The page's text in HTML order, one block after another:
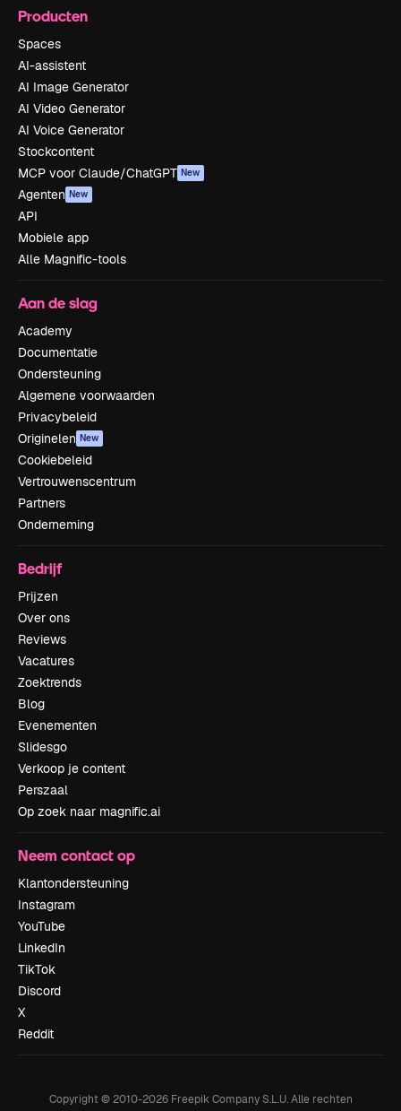
Producten
Spaces
AI-assistent
AI Image Generator
AI Video Generator
AI Voice Generator
Stockcontent
MCP voor Claude/ChatGPT New
Agenten New
API
Mobiele app
Alle Magnific-tools
Aan de slag
Academy
Documentatie
Ondersteuning
Algemene voorwaarden
Privacybeleid
Originelen New
Cookiebeleid
Vertrouwenscentrum
Partners
Onderneming
Bedrijf
Prijzen
Over ons
Reviews
Vacatures
Zoektrends
Blog
Evenementen
Slidesgo
Verkoop je content
Perszaal
Op zoek naar magnific.ai
Neem contact op
Klantondersteuning
Instagram
YouTube
LinkedIn
TikTok
Discord
X
Reddit
Copyright © 2010-2026Freepik Company S.L.U. Alle rechten